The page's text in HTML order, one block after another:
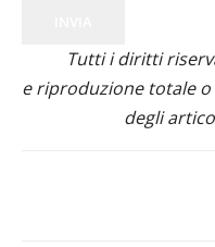
Tutti i diritti
e riproduzione totale
degli